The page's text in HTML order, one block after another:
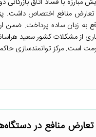
منافع اختصاص داشت.
به زبان ساده پرداخت. ضمن
از مشکلات کشور سعید
است. مرکز توانمندسازی
منافع در